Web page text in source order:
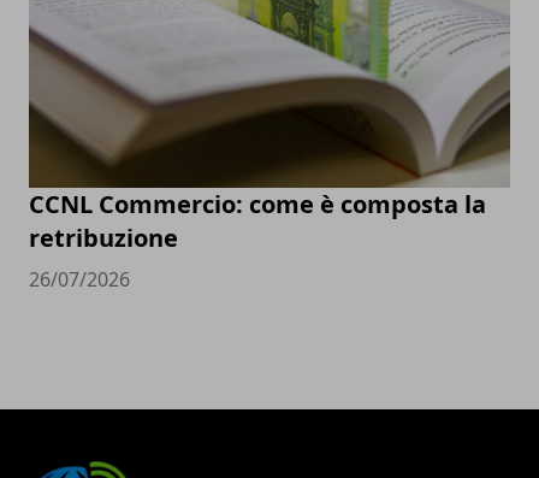
CCNL Commercio: come è composta la
retribuzione
26/07/2026